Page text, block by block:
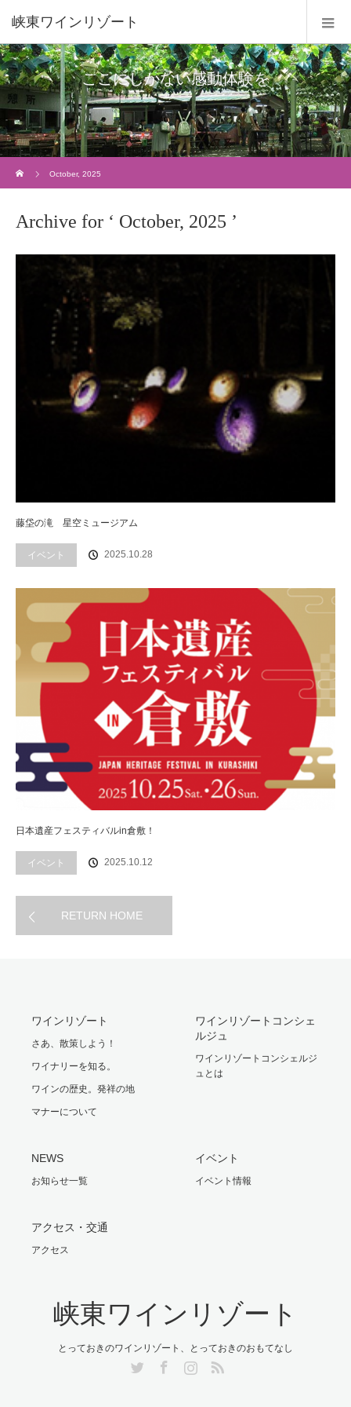
峡東ワインリゾート
ここにしかない感動体験を
October, 2025
Archive for ‘ October, 2025 ’
藤垈の滝 星空ミュージアム
イベント 2025.10.28
日本遺産フェスティバルin倉敷！
イベント 2025.10.12
RETURN HOME
ワインリゾート
さあ、散策しよう！
ワイナリーを知る。
ワインの歴史。発祥の地
マナーについて
ワインリゾートコンシェ
ルジュ
ワインリゾートコンシェルジ
ュとは
NEWS
お知らせ一覧
イベント
イベント情報
アクセス・交通
アクセス
峡東ワインリゾート
とっておきのワインリゾート、とっておきのおもてなし